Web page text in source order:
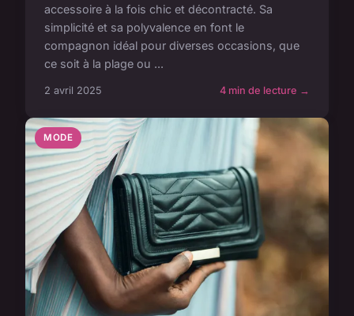
accessoire à la fois chic et décontracté. Sa
simplicité et sa polyvalence en font le
compagnon idéal pour diverses occasions, que
ce soit à la plage ou ...
2 avril 2025 4 min de lecture →
MODE